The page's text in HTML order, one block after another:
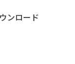
ンロード